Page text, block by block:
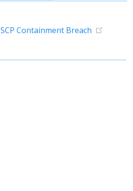
SCP Containment Breach